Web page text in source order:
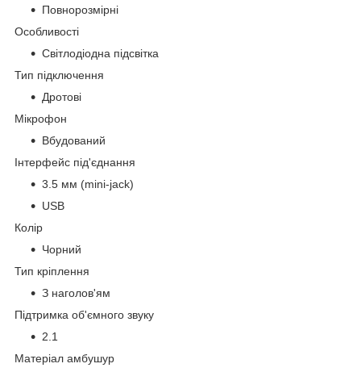
Повнорозмірні
Особливості
Світлодіодна підсвітка
Тип підключення
Дротові
Мікрофон
Вбудований
Інтерфейс під'єднання
3.5 мм (mini-jack)
USB
Колір
Чорний
Тип кріплення
З наголов'ям
Підтримка об'ємного звуку
2.1
Матеріал амбушур